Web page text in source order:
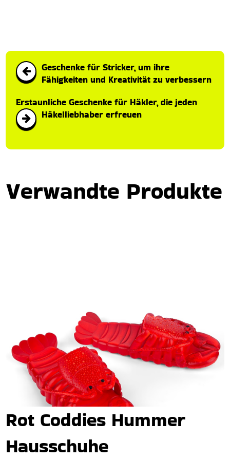
Geschenke für Stricker, um ihre
Fähigkeiten und Kreativität zu verbessern
Erstaunliche Geschenke für Häkler, die jeden
Häkelliebhaber erfreuen
Verwandte Produkte
Rot Coddies Hummer
Hausschuhe